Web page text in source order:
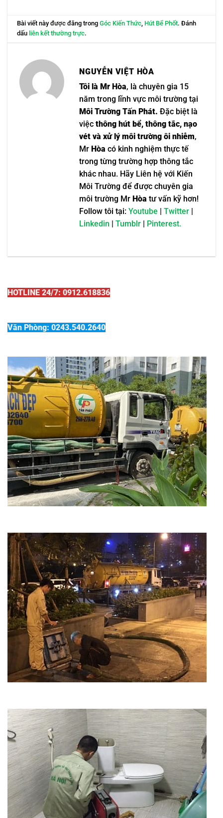
Bài viết này được đăng trongGóc Kiến Thức, Hút Bể Phốt. Đánh
dấu liên kết thường trực.
NGUYỄN VIỆT HÒA
Tôi là Mr Hòa, là chuyên gia 15
năm trong lĩnh vực môi trường tại
Môi Trường Tấn Phát. Đặc biệt là
việc thông hút bể, thông tắc, nạo
vét và xử lý môi trường ôi nhiễm,
Mr Hòa có kinh nghiệm thực tế
trong từng trường hợp thông tắc
khác nhau. Hãy Liên hệ với Kiến
Môi Trường để được chuyên gia
môi trường Mr Hòa tư vấn kỹ hơn!
Follow tôi tại: Youtube | Twitter |
Linkedin | Tumblr | Pinterest.
HOTLINE 24/7: 0912.618836
Văn Phòng: 0243.540.2640